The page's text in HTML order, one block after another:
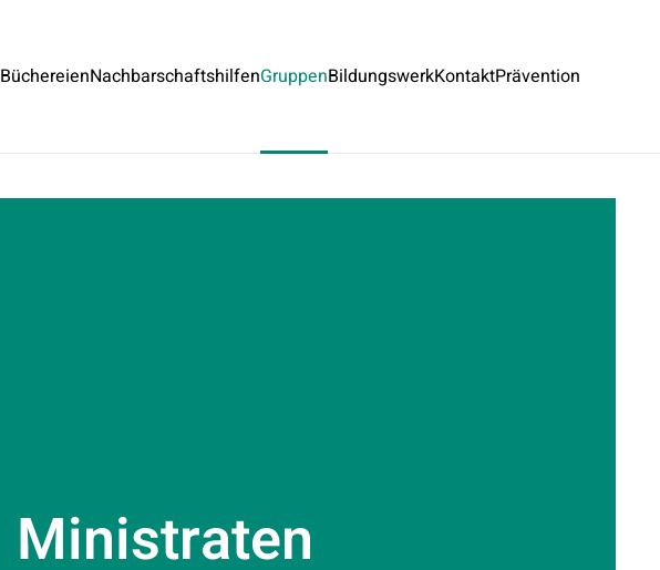
BüchereienNachbarschaftshilfenGruppenBildungswerkKontaktPrävention
Ministraten